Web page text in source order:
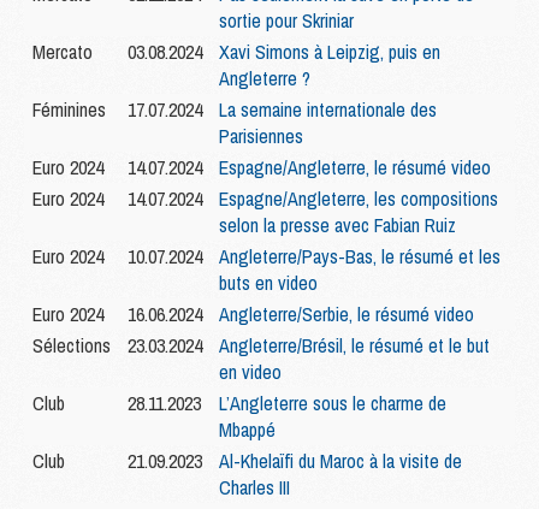
sortie pour Skriniar
Mercato
03.08.2024
Xavi Simons à Leipzig, puis en
Angleterre ?
Féminines
17.07.2024
La semaine internationale des
Parisiennes
Euro 2024
14.07.2024
Espagne/Angleterre, le résumé video
Euro 2024
14.07.2024
Espagne/Angleterre, les compositions
selon la presse avec Fabian Ruiz
Euro 2024
10.07.2024
Angleterre/Pays-Bas, le résumé et les
buts en video
Euro 2024
16.06.2024
Angleterre/Serbie, le résumé video
Sélections
23.03.2024
Angleterre/Brésil, le résumé et le but
en video
Club
28.11.2023
L’Angleterre sous le charme de
Mbappé
Club
21.09.2023
Al-Khelaïfi du Maroc à la visite de
Charles III